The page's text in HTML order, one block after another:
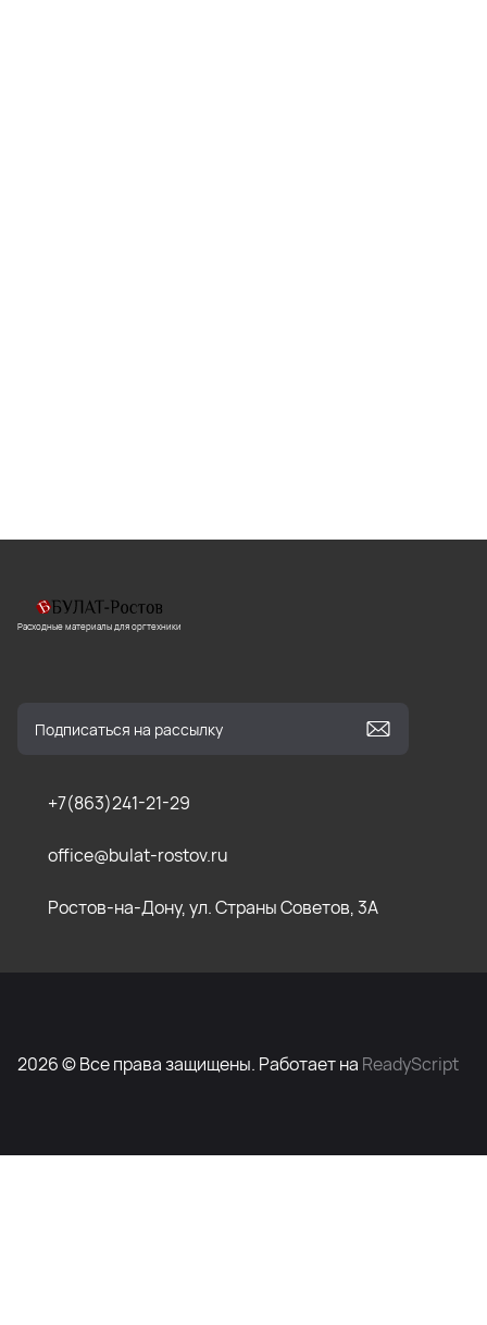
Расходные материалы для оргтехники
+7(863)241-21-29
office@bulat-rostov.ru
Ростов-на-Дону, ул. Страны Советов, 3А
2026 © Все права защищены. Работает на ReadyScript